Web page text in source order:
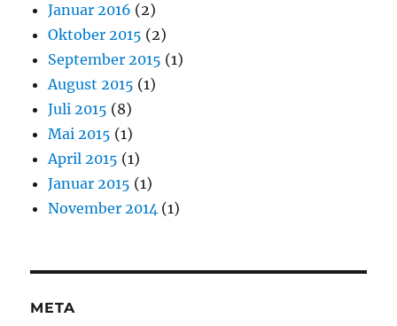
Januar 2016 (2)
Oktober 2015 (2)
September 2015 (1)
August 2015 (1)
Juli 2015 (8)
Mai 2015 (1)
April 2015 (1)
Januar 2015 (1)
November 2014 (1)
META